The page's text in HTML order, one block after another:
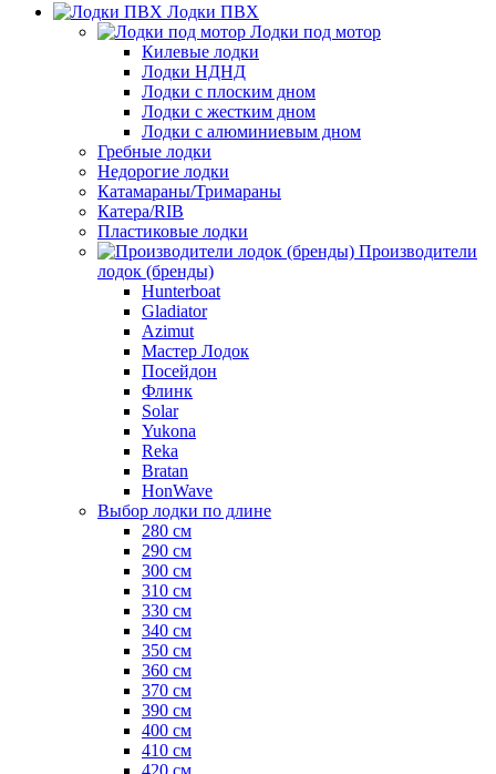
Лодки ПВХ
Лодки под мотор
Килевые лодки
Лодки НДНД
Лодки с плоским дном
Лодки с жестким дном
Лодки с алюминиевым дном
Гребные лодки
Недорогие лодки
Катамараны/Тримараны
Катера/RIB
Пластиковые лодки
Производители
лодок (бренды)
Hunterboat
Gladiator
Azimut
Мастер Лодок
Посейдон
Флинк
Solar
Yukona
Reka
Bratan
HonWave
Выбор лодки по длине
280 см
290 см
300 см
310 см
330 см
340 см
350 см
360 см
370 см
390 см
400 см
410 см
420 см